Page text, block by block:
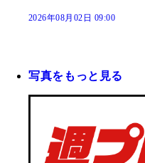
2026年08月02日 09:00
写真をもっと見る